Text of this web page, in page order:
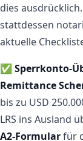
dies
stattdessen
aktuelle
✅ Sperrkonto-
Remittance
bis zu USD
LRS ins Ausland
A2-Formularfür